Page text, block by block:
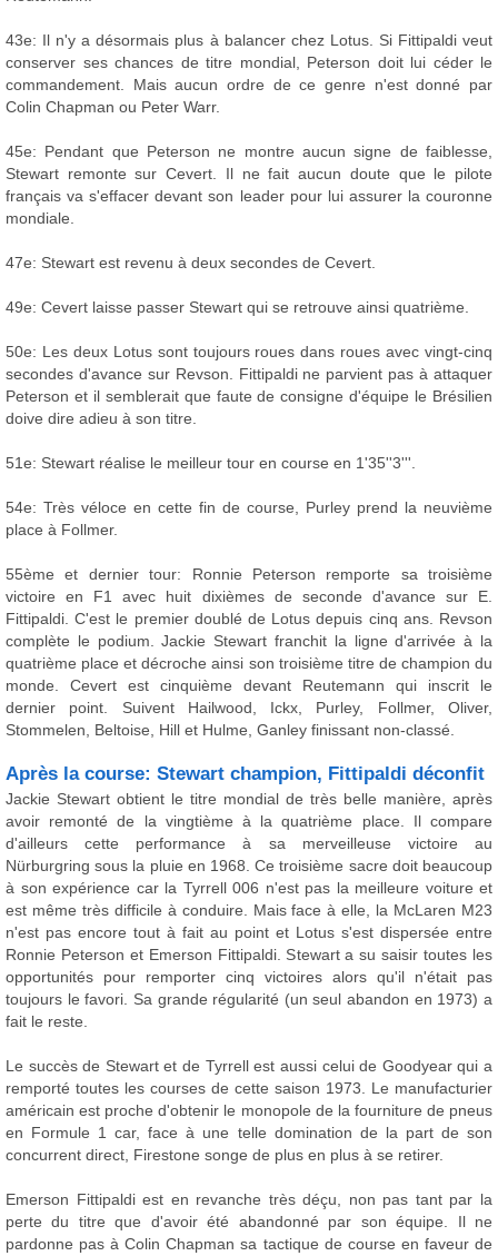
43e: Il n'y a désormais plus à balancer chez Lotus. Si Fittipaldi veut
conserver ses chances de titre mondial, Peterson doit lui céder le
commandement. Mais aucun ordre de ce genre n'est donné par
Colin Chapman ou Peter Warr.
45e: Pendant que Peterson ne montre aucun signe de faiblesse,
Stewart remonte sur Cevert. Il ne fait aucun doute que le pilote
français va s'effacer devant son leader pour lui assurer la couronne
mondiale.
47e: Stewart est revenu à deux secondes de Cevert.
49e: Cevert laisse passer Stewart qui se retrouve ainsi quatrième.
50e: Les deux Lotus sont toujours roues dans roues avec vingt-cinq
secondes d'avance sur Revson. Fittipaldi ne parvient pas à attaquer
Peterson et il semblerait que faute de consigne d'équipe le Brésilien
doive dire adieu à son titre.
51e: Stewart réalise le meilleur tour en course en 1'35''3'''.
54e: Très véloce en cette fin de course, Purley prend la neuvième
place à Follmer.
55ème et dernier tour: Ronnie Peterson remporte sa troisième
victoire en F1 avec huit dixièmes de seconde d'avance sur E.
Fittipaldi. C'est le premier doublé de Lotus depuis cinq ans. Revson
complète le podium. Jackie Stewart franchit la ligne d'arrivée à la
quatrième place et décroche ainsi son troisième titre de champion du
monde. Cevert est cinquième devant Reutemann qui inscrit le
dernier point. Suivent Hailwood, Ickx, Purley, Follmer, Oliver,
Stommelen, Beltoise, Hill et Hulme, Ganley finissant non-classé.
Après la course: Stewart champion, Fittipaldi déconfit
Jackie Stewart obtient le titre mondial de très belle manière, après
avoir remonté de la vingtième à la quatrième place. Il compare
d'ailleurs cette performance à sa merveilleuse victoire au
Nürburgring sous la pluie en 1968. Ce troisième sacre doit beaucoup
à son expérience car la Tyrrell 006 n'est pas la meilleure voiture et
est même très difficile à conduire. Mais face à elle, la McLaren M23
n'est pas encore tout à fait au point et Lotus s'est dispersée entre
Ronnie Peterson et Emerson Fittipaldi. Stewart a su saisir toutes les
opportunités pour remporter cinq victoires alors qu'il n'était pas
toujours le favori. Sa grande régularité (un seul abandon en 1973) a
fait le reste.
Le succès de Stewart et de Tyrrell est aussi celui de Goodyear qui a
remporté toutes les courses de cette saison 1973. Le manufacturier
américain est proche d'obtenir le monopole de la fourniture de pneus
en Formule 1 car, face à une telle domination de la part de son
concurrent direct, Firestone songe de plus en plus à se retirer.
Emerson Fittipaldi est en revanche très déçu, non pas tant par la
perte du titre que d'avoir été abandonné par son équipe. Il ne
pardonne pas à Colin Chapman sa tactique de course en faveur de